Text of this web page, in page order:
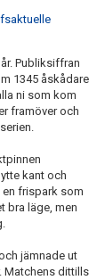
Publiksiffran
1345 åskådare
ni som kom
framöver och
kant och
en frispark som
bra läge, men
jämnade ut
Matchens dittills